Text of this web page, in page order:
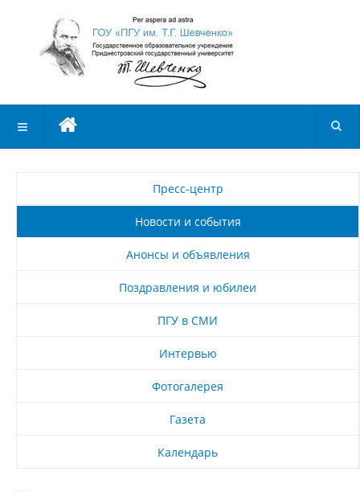
Пресс-центр
Новости и события
Анонсы и объявления
Поздравления и юбилеи
ПГУ в СМИ
Интервью
Фотогалерея
Газета
Календарь